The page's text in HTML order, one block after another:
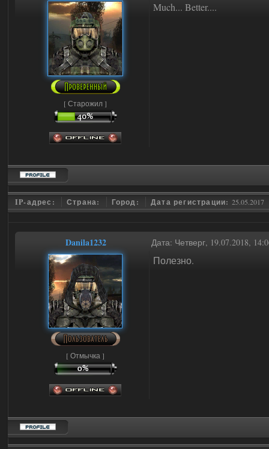
[ Старожил ]
Much... Better....
IP-адрес: Страна: Город: Дата регистрации: 25.05.2017
Danila1232 Дата: Четверг, 19.07.2018,
[ Отмычка ]
Полезно.